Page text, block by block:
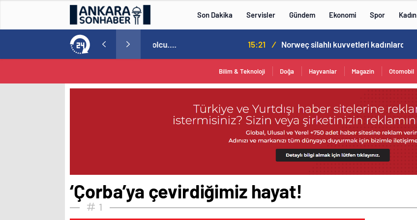
Son Dakika Servisler Gündem Ekonomi Spor Kadın
Tam 5 futbolcu…. 15:21 Norweç silahlı kuvvetleri kadınlardan oluşan özel kuvvetler eğitimlerini başlattı.
Bilim & Teknoloji Doğa Hayvanlar Magazin Otomobil
‘Çorba’ya çevirdiğimiz hayat!
1